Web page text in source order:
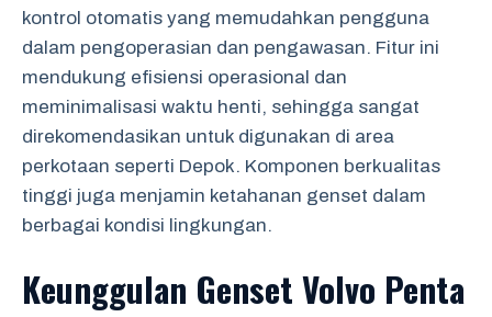
kontrol otomatis yang memudahkan pengguna
dalam pengoperasian dan pengawasan. Fitur ini
mendukung efisiensi operasional dan
meminimalisasi waktu henti, sehingga sangat
direkomendasikan untuk digunakan di area
perkotaan seperti Depok. Komponen berkualitas
tinggi juga menjamin ketahanan genset dalam
berbagai kondisi lingkungan.
Keunggulan Genset Volvo Penta